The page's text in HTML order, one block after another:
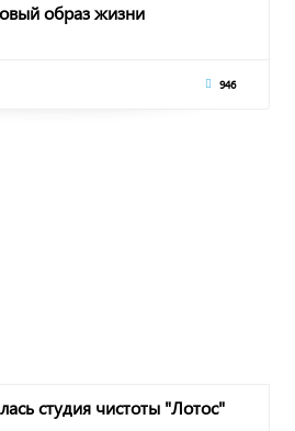
образ жизни
946
студия чистоты "Лотос"